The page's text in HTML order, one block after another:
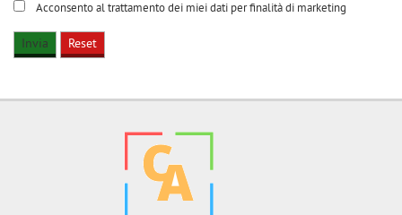
Acconsento al trattamento dei miei dati per finalità di marketing
tue
in
qualsiasi